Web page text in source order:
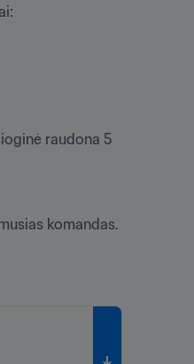
raudona 5
komandas.